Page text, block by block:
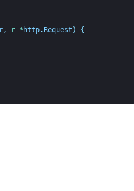
, r * http. Request )
{